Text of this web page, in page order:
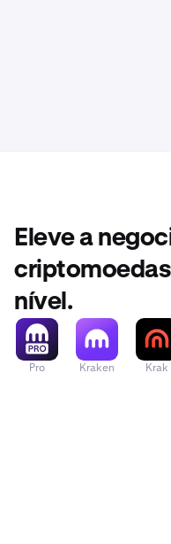
Eleve a
nível.
Pro Kraken Krak